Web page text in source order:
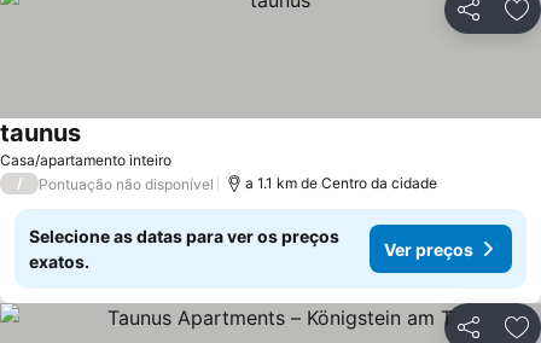
Partilhar
Casa/apartamento inteiro
taunus
/ Pontuação não disponível a 1.1 km de Centro da cidade
Selecione as datas para ver os preços
exatos.
Ver preços
Partilhar